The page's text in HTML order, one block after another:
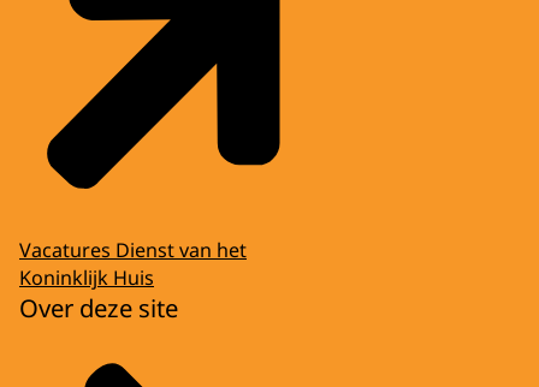
Vacatures Dienst van het
Koninklijk Huis
Over deze site